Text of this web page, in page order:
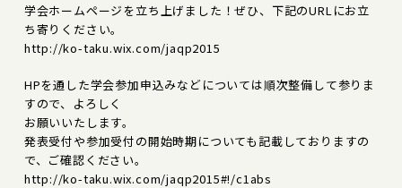
学会ホームページを立ち上げました！ぜひ、下記のURLにお立
ち寄りください。
http://ko-taku.wix.com/jaqp2015
HPを通した学会参加申込みなどについては順次整備して参りま
すので、よろしく
お願いいたします。
発表受付や参加受付の開始時期についても記載しておりますの
で、ご確認ください。
http://ko-taku.wix.com/jaqp2015#!/c1abs